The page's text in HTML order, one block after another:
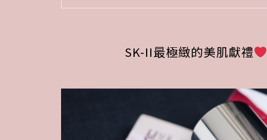
SK-II最極緻的美肌獻禮